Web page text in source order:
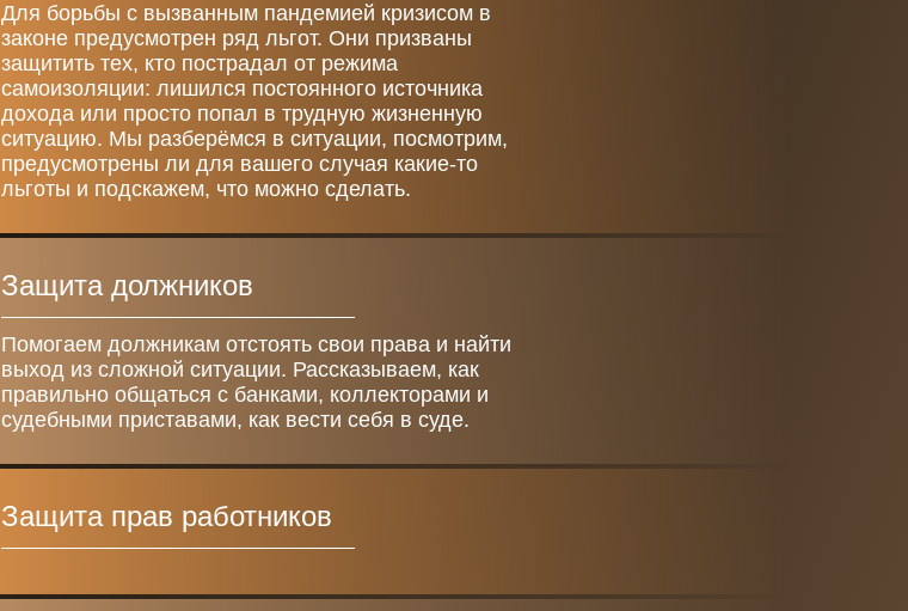
Для борьбы с вызванным пандемией кризисом в
законе предусмотрен ряд льгот. Они призваны
защитить тех, кто пострадал от режима
самоизоляции: лишился постоянного источника
дохода или просто попал в трудную жизненную
ситуацию. Мы разберёмся в ситуации, посмотрим,
предусмотрены ли для вашего случая какие-то
льготы и подскажем, что можно сделать.
Защита должников
Помогаем должникам отстоять свои права и найти
выход из сложной ситуации. Рассказываем, как
правильно общаться с банками, коллекторами и
судебными приставами, как вести себя в суде.
Защита прав работников